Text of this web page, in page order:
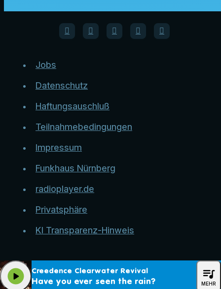
Jobs
Datenschutz
Haftungsauschluß
Teilnahmebedingungen
Impressum
Funkhaus Nürnberg
radioplayer.de
Privatsphäre
KI Transparenz-Hinweis
Creedence Clearwater Revival
Have you ever seen the rain?
play_arrow queue_music